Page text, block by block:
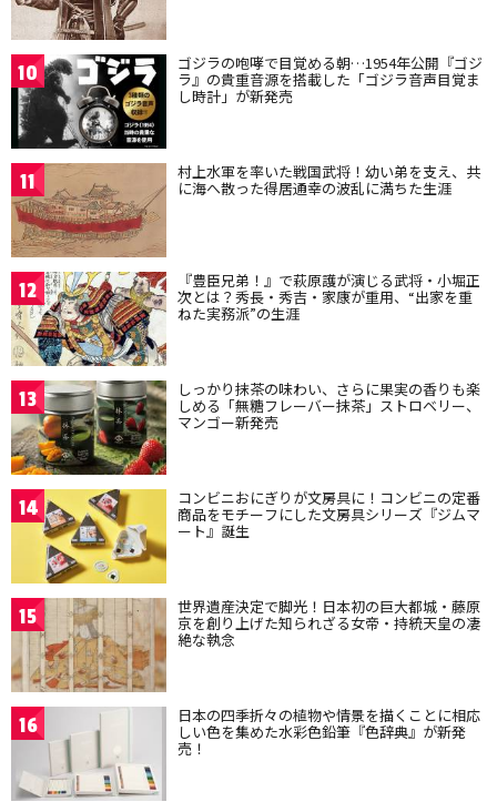
10 ゴジラの咆哮で目覚める朝…1954年公開『ゴジ
ラ』の貴重音源を搭載した「ゴジラ音声目覚ま
し時計」が新発売
11 村上水軍を率いた戦国武将！幼い弟を支え、共
に海へ散った得居通幸の波乱に満ちた生涯
12 『豊臣兄弟！』で萩原護が演じる武将・小堀正
次とは？秀長・秀吉・家康が重用、“出家を重
ねた実務派”の生涯
13 しっかり抹茶の味わい、さらに果実の香りも楽
しめる「無糖フレーバー抹茶」ストロベリー、
マンゴー新発売
14 コンビニおにぎりが文房具に！コンビニの定番
商品をモチーフにした文房具シリーズ『ジムマ
ート』誕生
15 世界遺産決定で脚光！日本初の巨大都城・藤原
京を創り上げた知られざる女帝・持統天皇の凄
絶な執念
16 日本の四季折々の植物や情景を描くことに相応
しい色を集めた水彩色鉛筆『色辞典』が新発
売！